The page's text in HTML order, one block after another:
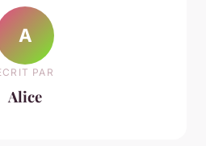
A
PAR
Alice